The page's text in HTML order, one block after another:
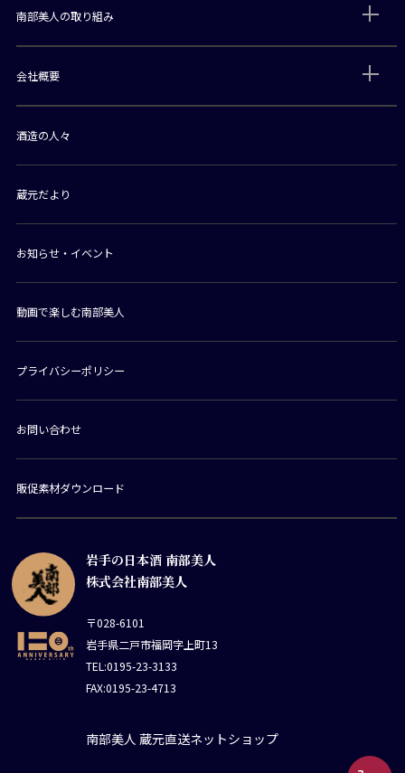
岩手の日本酒 南部美人
株式会社南部美人
〒028-6101
岩手県二戸市福岡字上町13
TEL:0195-23-3133
FAX:0195-23-4713
南部美人 蔵元直送ネットショップ
南部美人の取り組み
会社概要
酒造の人々
蔵元だより
お知らせ・イベント
動画で楽しむ南部美人
プライバシーポリシー
お問い合わせ
販促素材ダウンロード